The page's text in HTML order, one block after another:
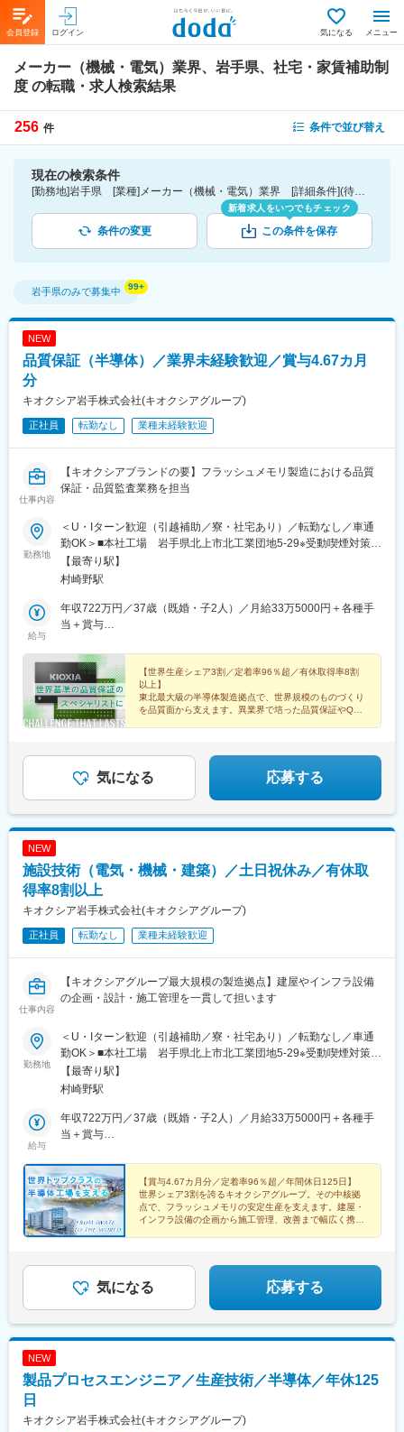
会員登録 ログイン 気になる メニュー
メーカー（機械・電気）業界、岩手県、社宅・家賃補助制
度 の転職・求人検索結果
256 件 条件で並び替え
現在の検索条件
[勤務地]岩手県 [業種]メーカー（機械・電気）業界 [詳細条件](待遇・福利厚生)社宅・家賃補助制度
条件の変更
新着求人をいつでもチェック
この条件を保存
岩手県のみで募集中
NEW
品質保証（半導体）／業界未経験歓迎／賞与4.67カ月
分
キオクシア岩手株式会社(キオクシアグループ)
正社員 転勤なし 業種未経験歓迎
仕事内容
【キオクシアブランドの要】フラッシュメモリ製造における品質
保証・品質監査業務を担当
勤務地
＜U・Iターン歓迎（引越補助／寮・社宅あり）／転勤なし／車通
勤OK＞■本社工場 岩手県北上市北工業団地5-29※受動喫煙対策あ
り【アクセス】JR「村崎野駅」より車で5分JR「北上駅」より車
で15分★マイカー通勤OK！★寄り駅から社員送迎バスあり＝＝＼
え、家賃の自己負担を2～3割に抑えられる社宅制度をご用意して
います（当社規定による）。勤務先のある北上市は、豊かな自然
たな土地でも、安心して生活をスタートできます。
【最寄り駅】
村崎野駅
給与
年収722万円／37歳（既婚・子2人）／月給33万5000円＋各種手
当＋賞与
【世界生産シェア3割／定着率96％超／有休取得率8割
以上】
東北最大級の半導体製造拠点で、世界規模のものづくり
を品質面から支えます。異業界で培った品質保証やQMS
気になる 応募する
NEW
施設技術（電気・機械・建築）／土日祝休み／有休取
得率8割以上
キオクシア岩手株式会社(キオクシアグループ)
正社員 転勤なし 業種未経験歓迎
仕事内容
【キオクシアグループ最大規模の製造拠点】建屋やインフラ設備
の企画・設計・施工管理を一貫して担います
勤務地
＜U・Iターン歓迎（引越補助／寮・社宅あり）／転勤なし／車通
勤OK＞■本社工場 岩手県北上市北工業団地5-29※受動喫煙対策あ
り【アクセス】JR「村崎野駅」より車で5分JR「北上駅」より車
で15分★マイカー通勤OK！★寄り駅から社員送迎バスあり＝＝＼
え、家賃の自己負担を2～3割に抑えられる社宅制度をご用意して
います（当社規定による）。勤務先のある北上市は、豊かな自然
たな土地でも、安心して生活をスタートできます。
【最寄り駅】
村崎野駅
給与
年収722万円／37歳（既婚・子2人）／月給33万5000円＋各種手
当＋賞与
【賞与4.67カ月分／定着率96％超／年間休日125日】
世界シェア3割を誇るキオクシアグループ。その中核拠
点で、フラッシュメモリの安定生産を支えます。建屋・
インフラ設備の企画から施工管理、改善まで幅広く携わ
気になる 応募する
NEW
製品プロセスエンジニア／生産技術／半導体／年休125
日
キオクシア岩手株式会社(キオクシアグループ)